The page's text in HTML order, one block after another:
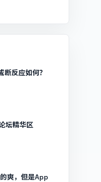
反应如何？
坛精华区
爽，但是App